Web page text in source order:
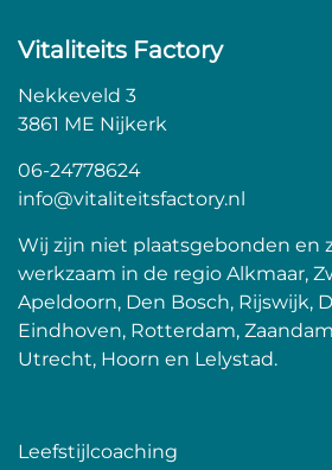
Vitaliteits Factory
Nekkeveld 3
3861 ME Nijkerk
06-24778624
info@vitaliteitsfactory.nl
Wij zijn niet plaatsgebonden en
werkzaam in de regio Alkmaar,
Apeldoorn, Den Bosch, Rijswijk,
Eindhoven, Rotterdam,
Utrecht, Hoorn en Lelystad.
Leefstijlcoaching